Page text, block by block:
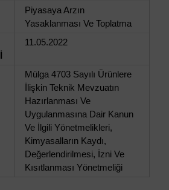
Piyasaya Arzın
Yasaklanması Ve Toplatma
11.05.2022
Mülga 4703 Sayılı Ürünlere
İlişkin Teknik Mevzuatın
Hazırlanması Ve
Uygulanmasına Dair Kanun
Ve İlgili Yönetmelikleri,
Kimyasalların Kaydı,
Değerlendirilmesi, İzni Ve
Kısıtlanması Yönetmeliği